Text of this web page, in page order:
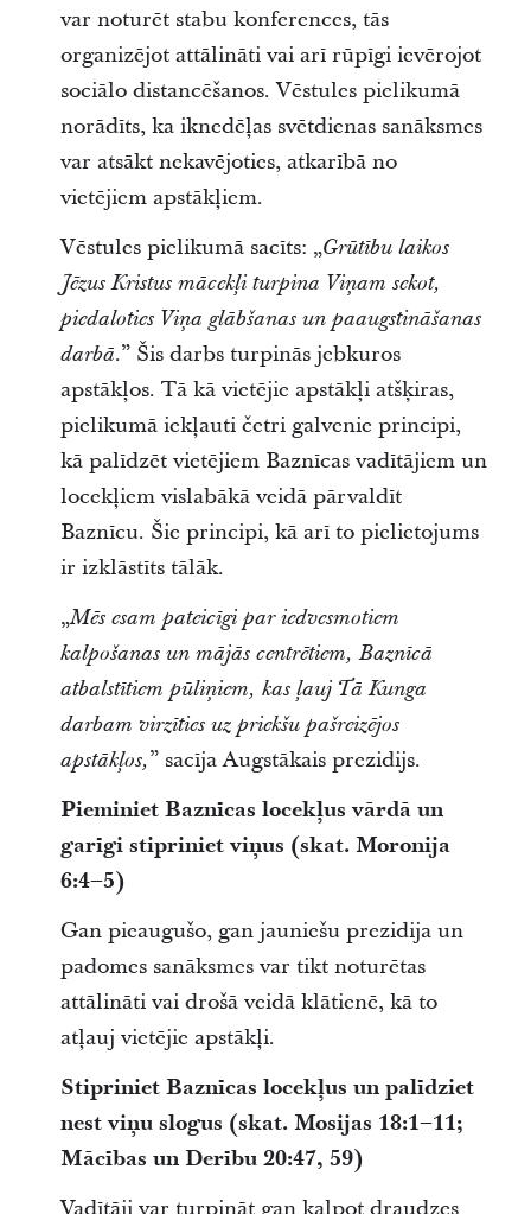
var noturēt stabu konferences, tās
organizējot attālināti vai arī rūpīgi ievērojot
sociālo distancēšanos. Vēstules pielikumā
norādīts, ka iknedēļas svētdienas sanāksmes
var atsākt nekavējoties, atkarībā no
vietējiem apstākļiem.
Vēstules pielikumā sacīts: „Grūtību laikos
Jēzus Kristus mācekļi turpina Viņam sekot,
piedaloties Viņa glābšanas un paaugstināšanas
darbā.” Šis darbs turpinās jebkuros
apstākļos. Tā kā vietējie apstākļi atšķiras,
pielikumā iekļauti četri galvenie principi,
kā palīdzēt vietējiem Baznīcas vadītājiem un
locekļiem vislabākā veidā pārvaldīt
Baznīcu. Šie principi, kā arī to pielietojums
ir izklāstīts tālāk.
„Mēs esam pateicīgi par iedvesmotiem
kalpošanas un mājās centrētiem, Baznīcā
atbalstītiem pūliņiem, kas ļauj Tā Kunga
darbam virzīties uz priekšu pašreizējos
apstākļos,” sacīja Augstākais prezidijs.
Pieminiet Baznīcas locekļus vārdā un
garīgi stipriniet viņus (skat. Moronija
6:4–5)
Gan pieaugušo, gan jauniešu prezidija un
padomes sanāksmes var tikt noturētas
attālināti vai drošā veidā klātienē, kā to
atļauj vietējie apstākļi.
Stipriniet Baznīcas locekļus un palīdziet
nest viņu slogus (skat. Mosijas 18:1–11;
Mācības un Derību 20:47, 59)